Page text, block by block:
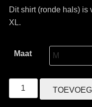
Dit shirt (ronde hals) is
XL.
Maat
Logo
Tee